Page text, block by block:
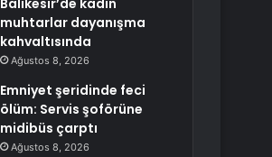
Balıkesir’de kadın
muhtarlar dayanışma
kahvaltısında
Ağustos 8, 2026
Emniyet şeridinde feci
ölüm: Servis şoförüne
midibüs çarptı
Ağustos 8, 2026